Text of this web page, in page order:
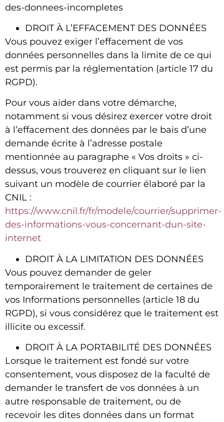
des-donnees-incompletes
DROIT À L’EFFACEMENT DES DONNÉES
Vous pouvez exiger l’effacement de vos
données personnelles dans la limite de ce qui
est permis par la réglementation (article 17 du
RGPD).
Pour vous aider dans votre démarche,
notamment si vous désirez exercer votre droit
à l’effacement des données par le bais d’une
demande écrite à l’adresse postale
mentionnée au paragraphe « Vos droits » ci-
dessus, vous trouverez en cliquant sur le lien
suivant un modèle de courrier élaboré par la
CNIL :
https://www.cnil.fr/fr/modele/courrier/supprimer-
des-informations-vous-concernant-dun-site-
internet
DROIT À LA LIMITATION DES DONNÉES
Vous pouvez demander de geler
temporairement le traitement de certaines de
vos Informations personnelles (article 18 du
RGPD), si vous considérez que le traitement est
illicite ou excessif.
DROIT À LA PORTABILITÉ DES DONNÉES
Lorsque le traitement est fondé sur votre
consentement, vous disposez de la faculté de
demander le transfert de vos données à un
autre responsable de traitement, ou de
recevoir les dites données dans un format